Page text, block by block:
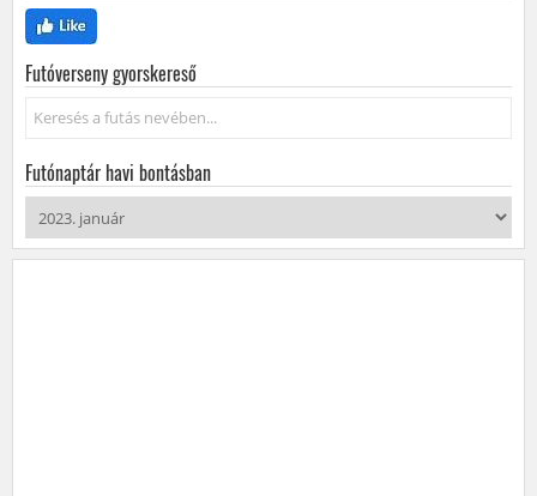
Futóverseny gyorskereső
Keresés...
Futónaptár havi bontásban